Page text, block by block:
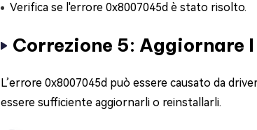
Verifica se l'errore 0x8007045d è stato risolto.
Correzione 5: Aggiornare
L’errore 0x8007045d può essere causato da
essere sufficiente aggiornarli o reinstallarli.